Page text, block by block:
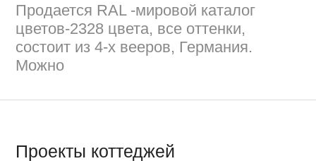
Продается RAL -мировой каталог
цветов-2328 цвета, все оттенки,
состоит из 4-х вееров, Германия.
Можно
Проекты коттеджей